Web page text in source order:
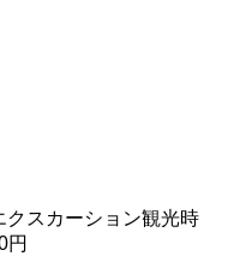
クスカーション観光時
円